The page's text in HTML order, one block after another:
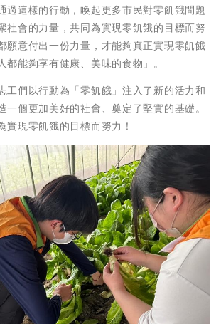
過這樣的行動，喚起更多市民對零飢餓問題
社會的力量，共同為實現零飢餓的目標而努
願意付出一份力量，才能夠真正實現零飢餓
都能夠享有健康、美味的食物」。
工們以行動為「零飢餓」注入了新的活力和
一個更加美好的社會、奠定了堅實的基礎。
實現零飢餓的目標而努力！